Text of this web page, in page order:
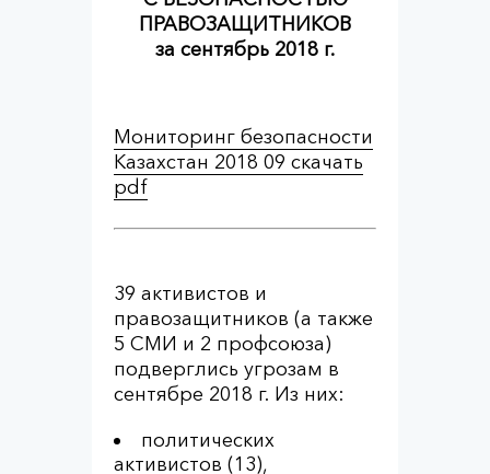
ПРАВОЗАЩИТНИКОВ
за сентябрь 2018 г.
Мониторинг безопасности
Казахстан 2018 09 скачать
pdf
39 активистов и
правозащитников (а также
5 СМИ и 2 профсоюза)
подверглись угрозам в
сентябре 2018 г. Из них:
политических
активистов (13),